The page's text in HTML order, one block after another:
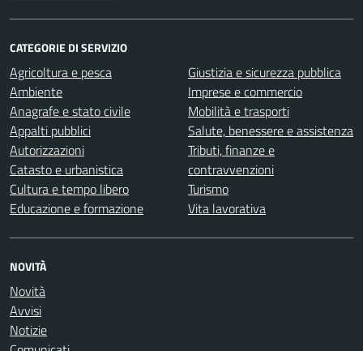
CATEGORIE DI SERVIZIO
Agricoltura e pesca
Ambiente
Anagrafe e stato civile
Appalti pubblici
Autorizzazioni
Catasto e urbanistica
Cultura e tempo libero
Educazione e formazione
Giustizia e sicurezza pubblica
Imprese e commercio
Mobilità e trasporti
Salute, benessere e assistenza
Tributi, finanze e
contravvenzioni
Turismo
Vita lavorativa
NOVITÀ
Novità
Avvisi
Notizie